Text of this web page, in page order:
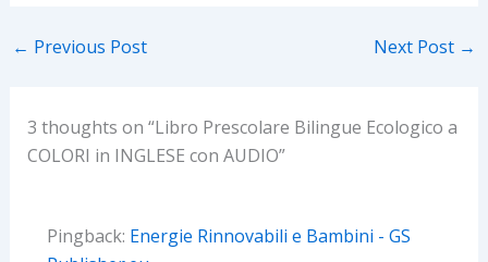
e
b
o
k
to
d
n
← Previous Post Next Post →
3 thoughts on “Libro Prescolare Bilingue Ecologico a
COLORI in INGLESE con AUDIO”
Pingback: Energie Rinnovabili e Bambini - GS